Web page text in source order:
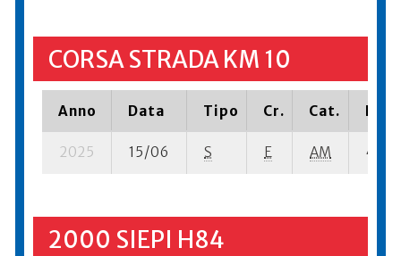
CORSA STRADA KM 10
Anno Data Tipo Cr. Cat.
2025 15/06 S E AM 45
2000 SIEPI H84